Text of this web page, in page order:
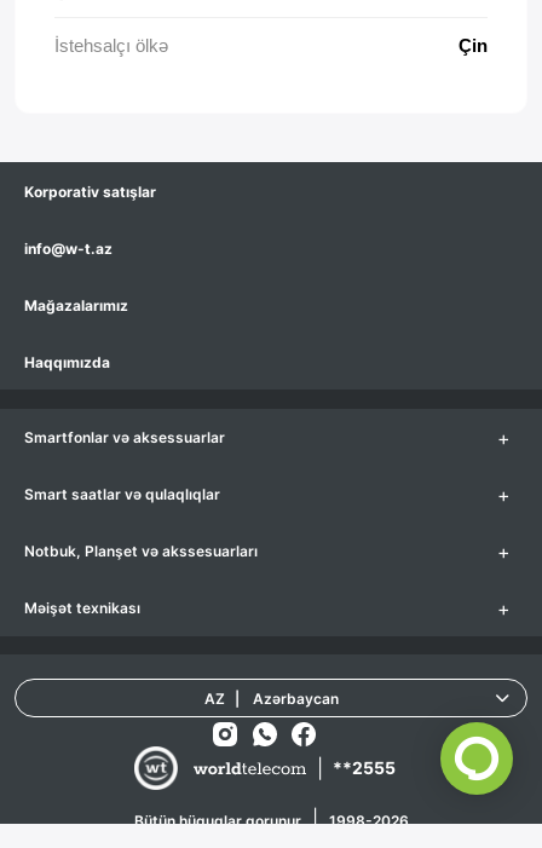
İstehsalçı ölkə Çin
Korporativ satışlar
info@w-t.az
Mağazalarımız
Haqqımızda
Smartfonlar və aksessuarlar +
Smart saatlar və qulaqlıqlar +
Notbuk, Planşet və akssesuarları +
Məişət texnikası +
**2555
Bütün hüquqlar qorunur | 1998-2026
AZ Azərbaycan